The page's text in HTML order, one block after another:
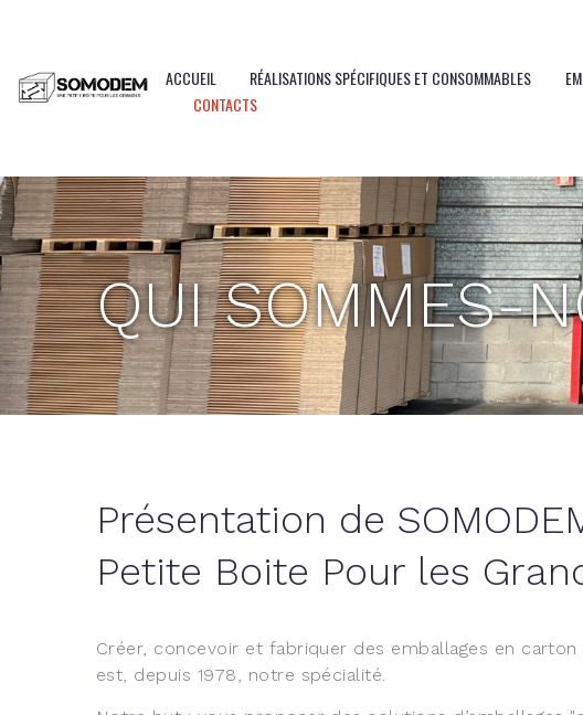
ACCUEIL RÉALISATIONS SPÉCIFIQUES ET CONSOMMABLES
CONTACTS
QUI SOMMES-
Présentation de
Petite Boite Pour les
Créer, concevoir et fabriquer des emballages en carton
est, depuis 1978, notre spécialité.